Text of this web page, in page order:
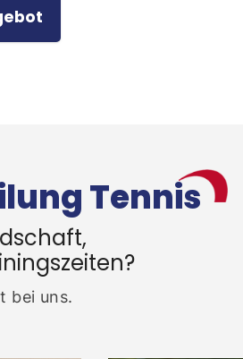
Tennis
bei uns.